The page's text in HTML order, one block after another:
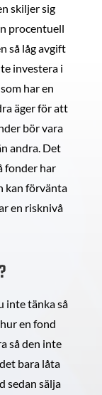
skiljer sig
procentuell
så låg avgift
investera i
har en
äger för att
bör vara
andra. Det
fonder har
kan förvänta
en risknivå
inte tänka så
en fond
så den inte
bara låta
sedan sälja